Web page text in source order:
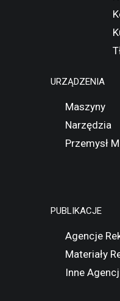
URZĄDZENIA
Maszyny
Narzędzia
Przemysł
PUBLIKACJE
Agencje
Materiały
Inne